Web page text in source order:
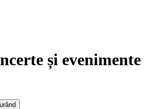
și evenimente